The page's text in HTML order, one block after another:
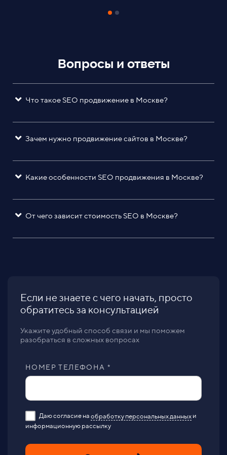
Вопросы и ответы
Что такое SEO продвижение в Москве?
Зачем нужно продвижение сайтов в Москве?
Какие особенности SEO продвижения в Москве?
От чего зависит стоимость SEO в Москве?
Если не знаете с чего начать, просто
обратитесь за консультацией
Укажите удобный способ связи и мы поможем
разобраться в сложных вопросах
НОМЕР ТЕЛЕФОНА *
Даю согласие на обработку персональных данных и
информационную рассылку